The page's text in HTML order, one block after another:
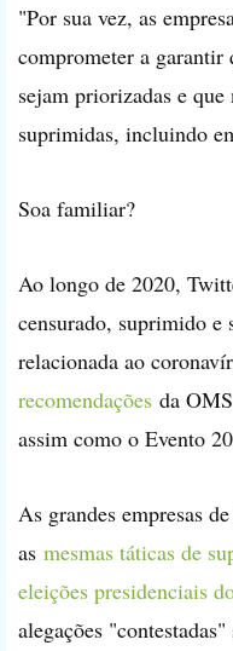
"Por sua vez, as
comprometer a garantir
sejam priorizadas e que
suprimidas, incluindo
Soa familiar?
Ao longo de 2020,
censurado, suprimido
relacionada ao
recomendações da
assim como o Evento
As grandes empresas
as mesmas táticas de
eleições presidenciais
alegações